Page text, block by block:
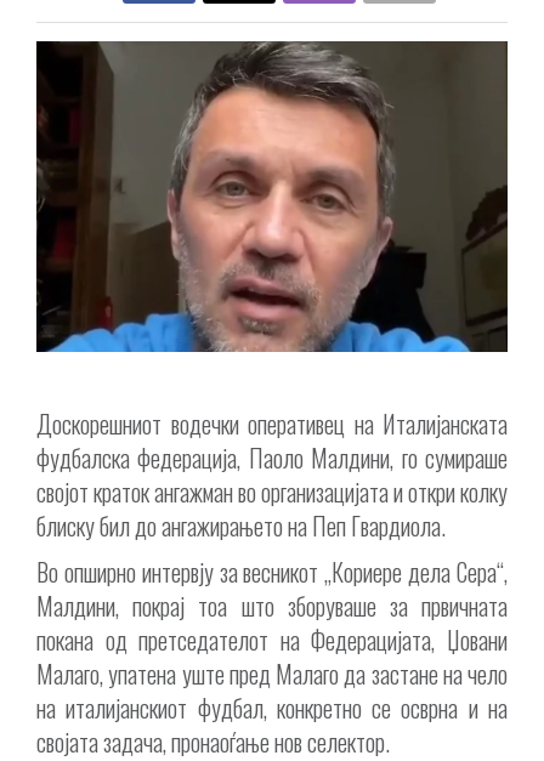
Доскорешниот водечки оперативец на Италијанската
фудбалска федерација, Паоло Малдини, го сумираше
својот краток ангажман во организацијата и откри колку
блиску бил до ангажирањето на Пеп Гвардиола.
Во опширно интервју за весникот „Кориере дела Сера“,
Малдини, покрај тоа што зборуваше за првичната
покана од претседателот на Федерацијата, Џовани
Малаго, упатена уште пред Малаго да застане на чело
на италијанскиот фудбал, конкретно се осврна и на
својата задача, пронаоѓање нов селектор.